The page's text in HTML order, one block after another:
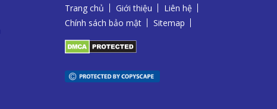
Trang chủ Giới thiệu
Liên hệ
Chính sách bảo mật
Sitemap